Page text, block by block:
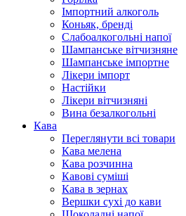
Імпортний алкоголь
Коньяк, бренді
Слабоалкогольні напої
Шампанське вітчизняне
Шампанське імпортне
Лікери імпорт
Настійки
Лікери вітчизняні
Вина безалкогольні
Кава
Переглянути всі товари
Кава мелена
Кава розчинна
Кавові суміші
Кава в зернах
Вершки сухі до кави